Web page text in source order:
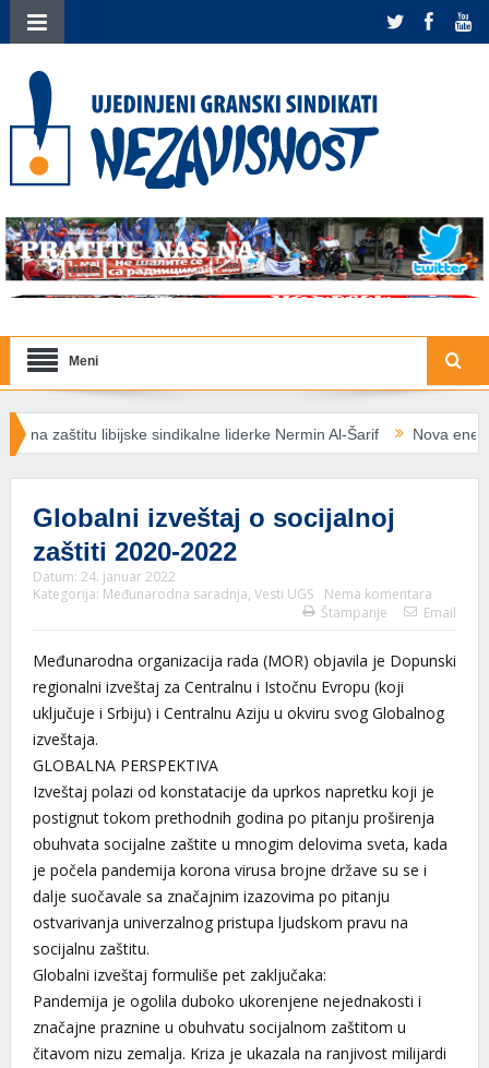
Meni
sindikalne liderke Nermin Al-Šarif Nova energetska pravila EU:
Globalni izveštaj o socijalnoj
zaštiti 2020-2022
Datum: 24. januar 2022
Kategorija: Međunarodna saradnja, Vesti UGS
Nema komentara
Štampanje
Email
Međunarodna organizacija rada (MOR) objavila je Dopunski
regionalni izveštaj za Centralnu i Istočnu Evropu (koji
uključuje i Srbiju) i Centralnu Aziju u okviru svog Globalnog
izveštaja.
GLOBALNA PERSPEKTIVA
Izveštaj polazi od konstatacije da uprkos napretku koji je
postignut tokom prethodnih godina po pitanju proširenja
obuhvata socijalne zaštite u mnogim delovima sveta, kada
je počela pandemija korona virusa brojne države su se i
dalje suočavale sa značajnim izazovima po pitanju
ostvarivanja univerzalnog pristupa ljudskom pravu na
socijalnu zaštitu.
Globalni izveštaj formuliše pet zaključaka:
Pandemija je ogolila duboko ukorenjene nejednakosti i
značajne praznine u obuhvatu socijalnom zaštitom u
čitavom nizu zemalja. Kriza je ukazala na ranjivost milijardi